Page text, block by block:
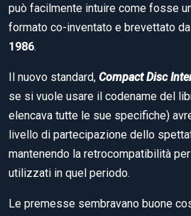
può facilmente intuire come fosse
formato co-inventato e brevettato
1986.
Il nuovo standard, Compact Disc
se si vuole usare il codename del
elencava tutte le sue specifiche)
livello di partecipazione dello
mantenendo la retrocompatibilità
utilizzati in quel periodo.
Le premesse sembravano buone